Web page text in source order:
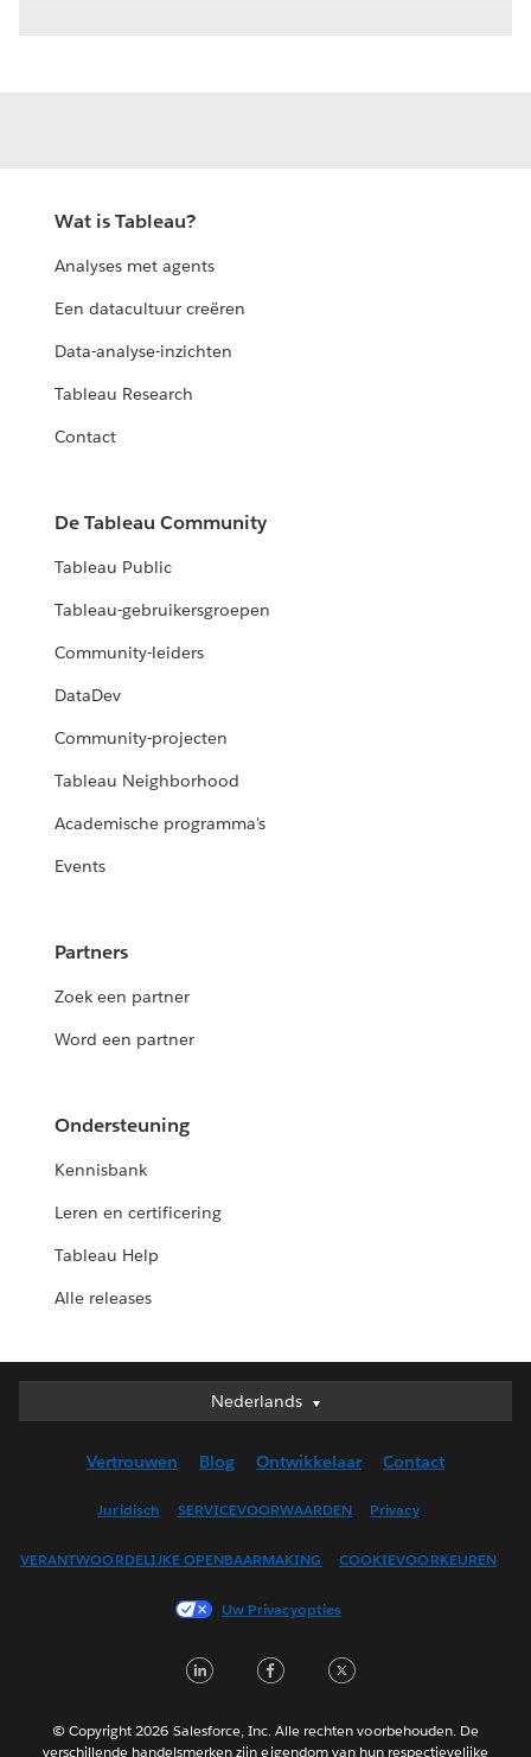
Wat is Tableau?
Analyses met agents
Een datacultuur creëren
Data-analyse-inzichten
Tableau Research
Contact
De Tableau Community
Tableau Public
Tableau-gebruikersgroepen
Community-leiders
DataDev
Community-projecten
Tableau Neighborhood
Academische programma's
Events
Partners
Zoek een partner
Word een partner
Ondersteuning
Kennisbank
Leren en certificering
Tableau Help
Alle releases
Nederlands
Nederlands
English (UK)
Français (Canada)
Français (France)
日本語
Português
Vertrouwen Blog Ontwikkelaar Contact
Juridisch SERVICEVOORWAARDEN Privacy
VERANTWOORDELIJKE OPENBAARMAKING COOKIEVOORKEUREN
Uw Privacyopties
LinkedInFacebook
© Copyright 2026 Salesforce, Inc. Alle rechten voorbehouden. De
verschillende handelsmerken zijn eigendom van hun respectievelijke